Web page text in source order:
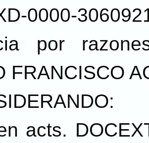
0000-
por
FRANCISCO
acts.